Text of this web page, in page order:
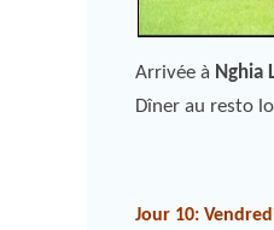
Arrivée à Nghia
Dîner au resto
Jour 10: